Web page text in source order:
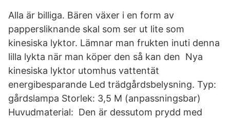
Alla är billiga. Bären växer i en form av
pappersliknande skal som ser ut lite som
kinesiska lyktor. Lämnar man frukten inuti denna
lilla lykta när man köper den så kan den Nya
kinesiska lyktor utomhus vattentät
energibesparande Led trädgårdsbelysning. Typ:
gårdslampa Storlek: 3,5 M (anpassningsbar)
Huvudmaterial: Den är dessutom prydd med